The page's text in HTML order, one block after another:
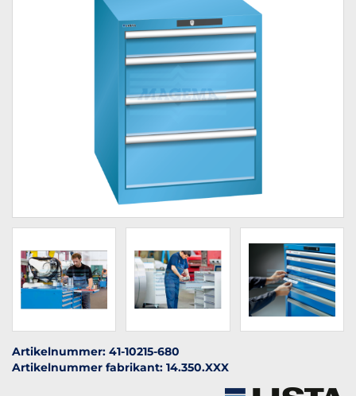
Artikelnummer: 41-10215-680
Artikelnummer fabrikant: 14.350.XXX